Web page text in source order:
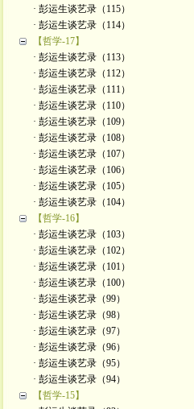
· 彭运生谈艺录（115）
· 彭运生谈艺录（114）
【哲学-17】
· 彭运生谈艺录（113）
· 彭运生谈艺录（112）
· 彭运生谈艺录（111）
· 彭运生谈艺录（110）
· 彭运生谈艺录（109）
· 彭运生谈艺录（108）
· 彭运生谈艺录（107）
· 彭运生谈艺录（106）
· 彭运生谈艺录（105）
· 彭运生谈艺录（104）
【哲学-16】
· 彭运生谈艺录（103）
· 彭运生谈艺录（102）
· 彭运生谈艺录（101）
· 彭运生谈艺录（100）
· 彭运生谈艺录（99）
· 彭运生谈艺录（98）
· 彭运生谈艺录（97）
· 彭运生谈艺录（96）
· 彭运生谈艺录（95）
· 彭运生谈艺录（94）
【哲学-15】